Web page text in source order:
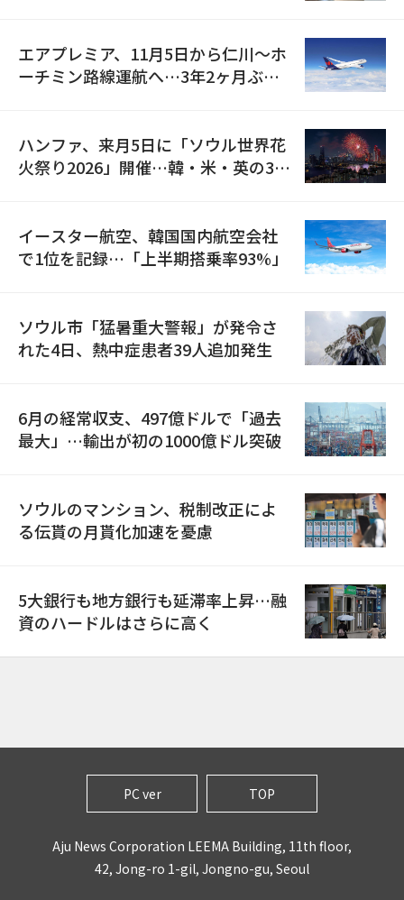
エアプレミア、11月5日から仁川〜ホ
ーチミン路線運航へ…3年2ヶ月ぶり
ハンファ、来月5日に「ソウル世界花
火祭り2026」開催…韓・米・英の3カ
イースター航空、韓国国内航空会社
で1位を記録…「上半期搭乗率93%」
ソウル市「猛暑重大警報」が発令さ
れた4日、熱中症患者39人追加発生
6月の経常収支、497億ドルで「過去
最大」…輸出が初の1000億ドル突破
ソウルのマンション、税制改正によ
る伝貰の月貰化加速を憂慮
5大銀行も地方銀行も延滞率上昇…融
資のハードルはさらに高く
PC ver TOP
Aju News Corporation LEEMA Building, 11th floor,
42, Jong-ro 1-gil, Jongno-gu, Seoul